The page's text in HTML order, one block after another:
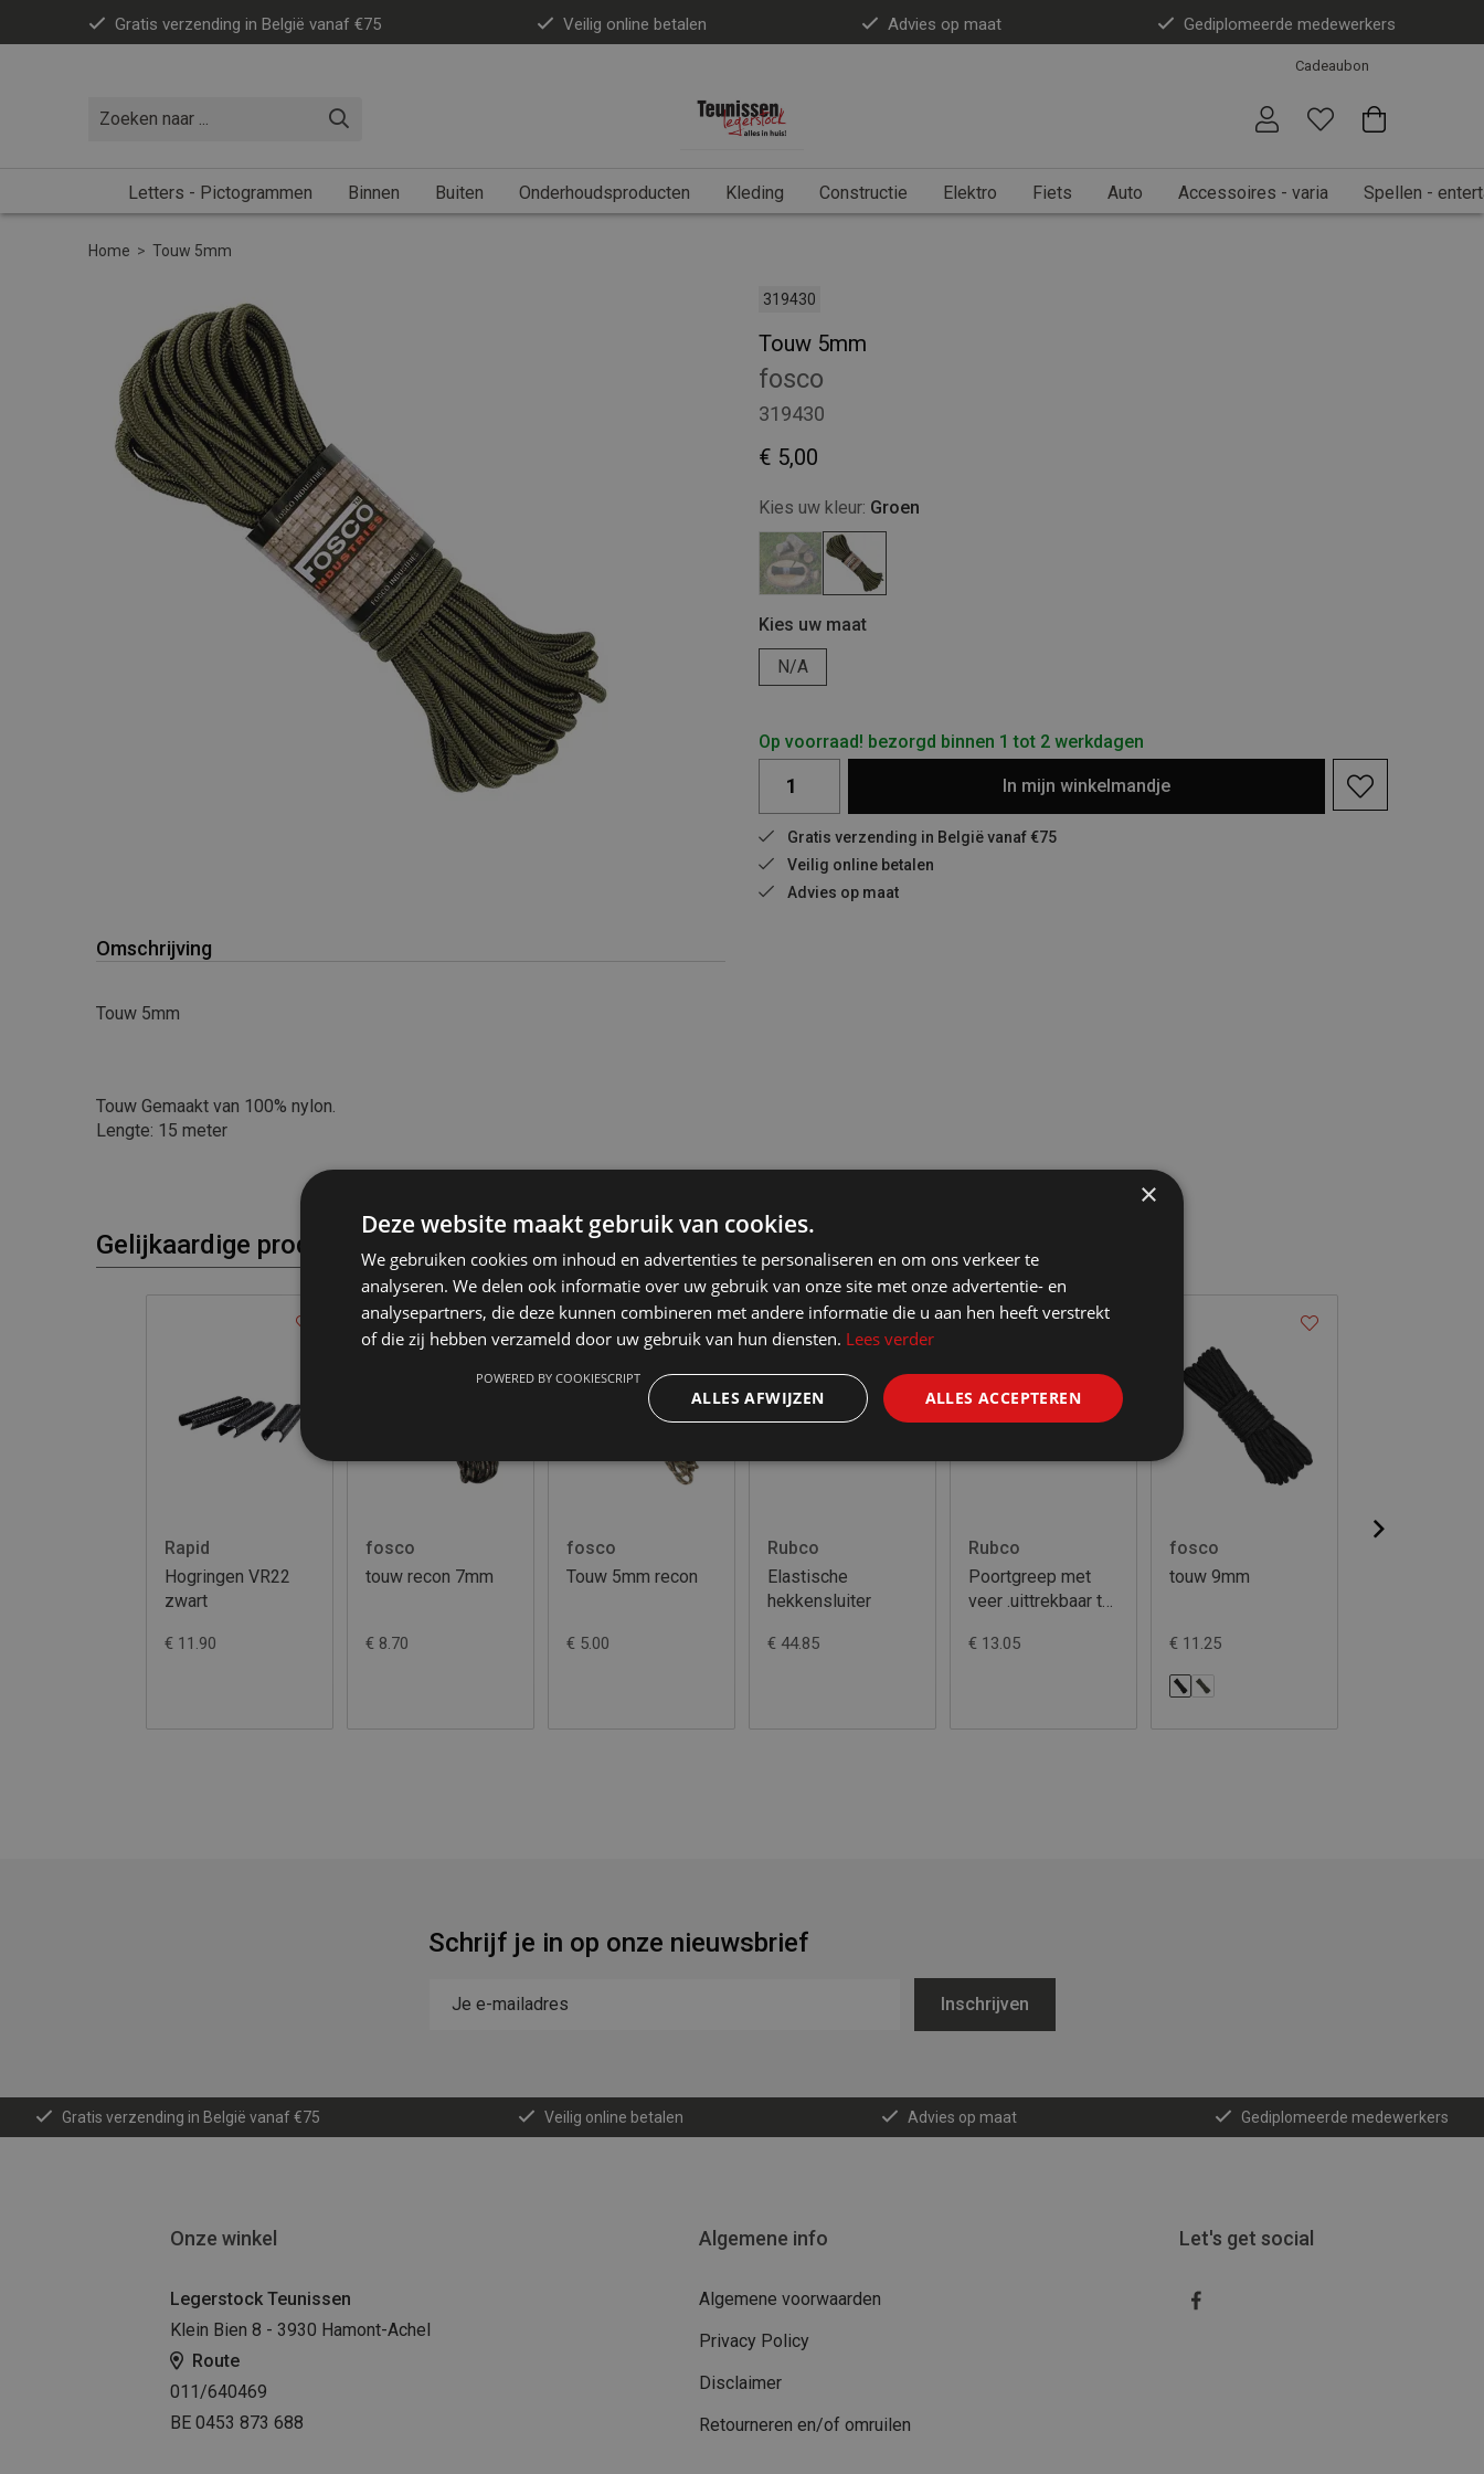
Gratis verzending in België vanaf €75 Veilig online betalen Advies op maat Gediplomeerde medewerkers
Cadeaubon
Letters - Pictogrammen Binnen Buiten Onderhoudsproducten Kleding Constructie Elektro Fiets Auto Accessoires - varia Spellen -
Home > Touw 5mm
319430
Touw 5mm
fosco
319430
€ 5,00
Kies uw kleur: Groen
Kies uw maat
N/A
Op voorraad! bezorgd binnen 1 tot 2 werkdagen
In mijn winkelmandje
Gratis verzending in België vanaf €75
Veilig online betalen
Advies op maat
Omschrijving
Touw 5mm
Touw Gemaakt van 100% nylon.
Lengte: 15 meter
Gelijkaardige producten
Rapid
Hogringen VR22
zwart
€ 11.90
fosco
touw recon 7mm
€ 8.70
fosco
Touw 5mm recon
€ 5.00
Rubco
Elastische
hekkensluiter
€ 44.85
Rubco
Poortgreep met
veer .uittrekbaar tot
€ 13.05
fosco
touw 9mm
€ 11.25
Schrijf je in op onze nieuwsbrief
Inschrijven
Gratis verzending in België vanaf €75 Veilig online betalen Advies op maat Gediplomeerde medewerkers
Onze winkel
Legerstock Teunissen
Klein Bien 8 - 3930 Hamont-Achel
Route
011/640469
BE 0453 873 688
Algemene info
Algemene voorwaarden
Privacy Policy
Disclaimer
Retourneren en/of omruilen
Let's get social
×
Deze website maakt gebruik van cookies.
We gebruiken cookies om inhoud en advertenties te personaliseren en om ons verkeer te
analyseren. We delen ook informatie over uw gebruik van onze site met onze advertentie- en
analysepartners, die deze kunnen combineren met andere informatie die u aan hen heeft verstrekt
of die zij hebben verzameld door uw gebruik van hun diensten. Lees verder
ALLES ACCEPTEREN
ALLES AFWIJZEN
POWERED BY COOKIESCRIPT